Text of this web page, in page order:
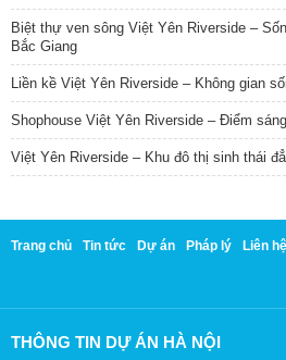
Biệt thự ven sông Việt Yên Riverside –
Bắc Giang
Liền kề Việt Yên Riverside – Không gian
Shophouse Việt Yên Riverside – Điểm
Việt Yên Riverside – Khu đô thị sinh thái
Trang chủ Tin tức Dự án Pháp lý Liên hệ
THÔNG TIN DỰ ÁN HÀ NỘI